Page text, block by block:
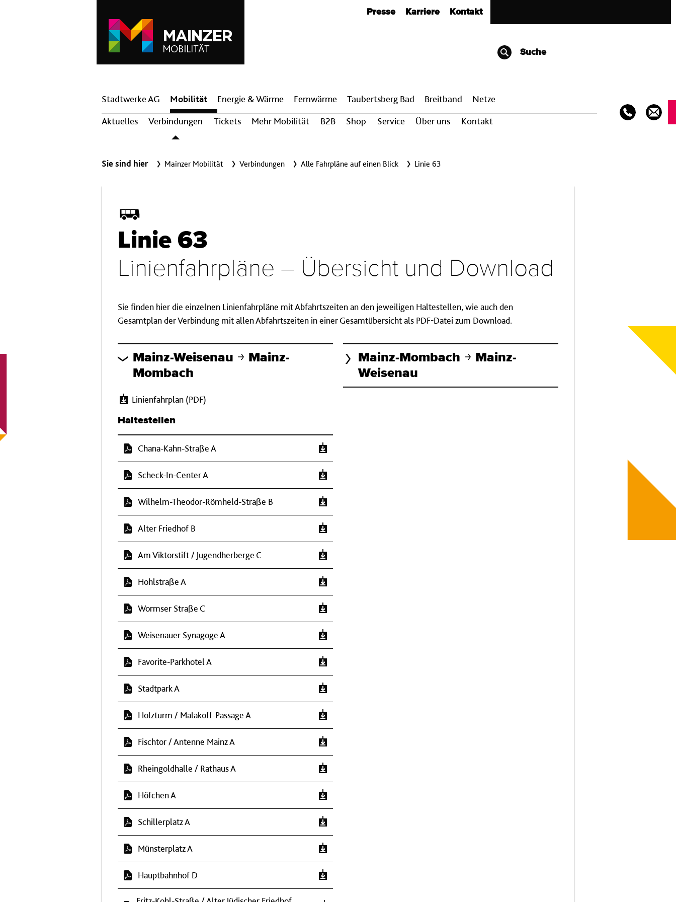
Presse Karriere Kontakt
Suche
Hauptnavigation
Stadtwerke AG
Mobilität
Aktuelles
Verbindungen Tickets Mehr Mobilität B2B Shop Service Über uns Kontakt
Energie & Wärme Fern­wärme Taubertsberg Bad Breit­band Netze
Sie sind hier Mainzer Mobilität Verbindungen Alle Fahrpläne auf einen Blick Linie 63
Bus
Linie 63
Linienfahrpläne – Übersicht und Download
Sie finden hier die einzelnen Linienfahrpläne mit Abfahrtszeiten an den jeweiligen Haltestellen, wie auch den
Gesamtplan der Verbindung mit allen Abfahrtszeiten in einer Gesamtübersicht als PDF-Datei zum Download.
Mainz-Weisenau
Mainz-
Mombach
Linienfahrplan (PDF)
Haltestellen
Chana-Kahn-Straße A
Scheck-In-Center A
Wilhelm-Theodor-Römheld-Straße B
Alter Friedhof B
Am Viktorstift / Jugendherberge C
Hohlstraße A
Wormser Straße C
Weisenauer Synagoge A
Favorite-Parkhotel A
Stadtpark A
Holzturm / Malakoff-Passage A
Fischtor / Antenne Mainz A
Rheingoldhalle / Rathaus A
Höfchen A
Schillerplatz A
Münsterplatz A
Hauptbahnhof D
Mainz-Mombach
Mainz-
Weisenau